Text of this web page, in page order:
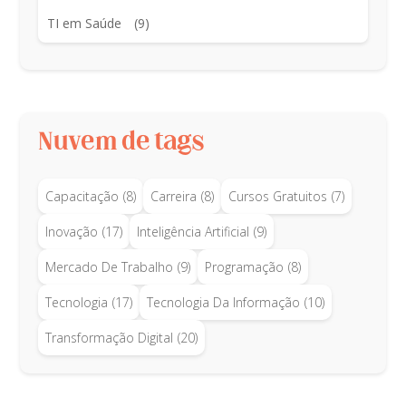
TI em Saúde (9)
Nuvem de tags
Capacitação (8) Carreira (8) Cursos Gratuitos (7)
Inovação (17) Inteligência Artificial (9)
Mercado De Trabalho (9) Programação (8)
Tecnologia (17) Tecnologia Da Informação (10)
Transformação Digital (20)